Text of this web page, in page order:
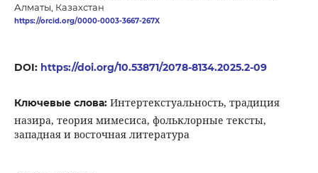
Алматы, Казахстан
https://orcid.org/0000-0003-3667-267X
DOI: https://doi.org/10.53871/2078-8134.2025.2-09
Ключевые слова: Интертекстуальность, традиция
назира, теория мимесиса, фольклорные тексты,
западная и восточная литература